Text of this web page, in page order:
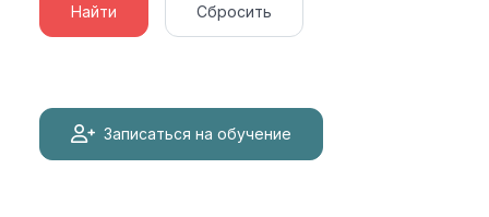
Найти Сбросить
Записаться на обучение